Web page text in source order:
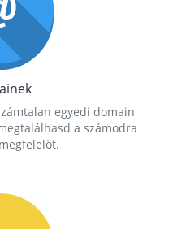
egyedi domain
a számodra